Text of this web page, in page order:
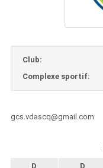
Club:
Complexe sportif:
gcs.vdascq@gmail.com
D D